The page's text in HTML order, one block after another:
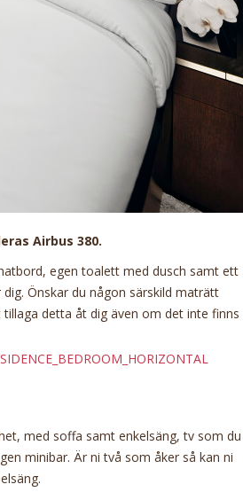
Airbus 380.
egen toalett med dusch samt ett
Önskar du någon särskild maträtt
detta åt dig även om det inte finns
med soffa samt enkelsäng, tv som du
minibar. Är ni två som åker så kan ni